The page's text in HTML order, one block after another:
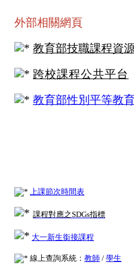
外部相關網頁
教育部技職課程資
跨校課程公共平台
教育部性別平等教
上課節次時間表
課程對應之SDGs指標
大一新生銜接課程
線上查詢系統： 教師 / 學生